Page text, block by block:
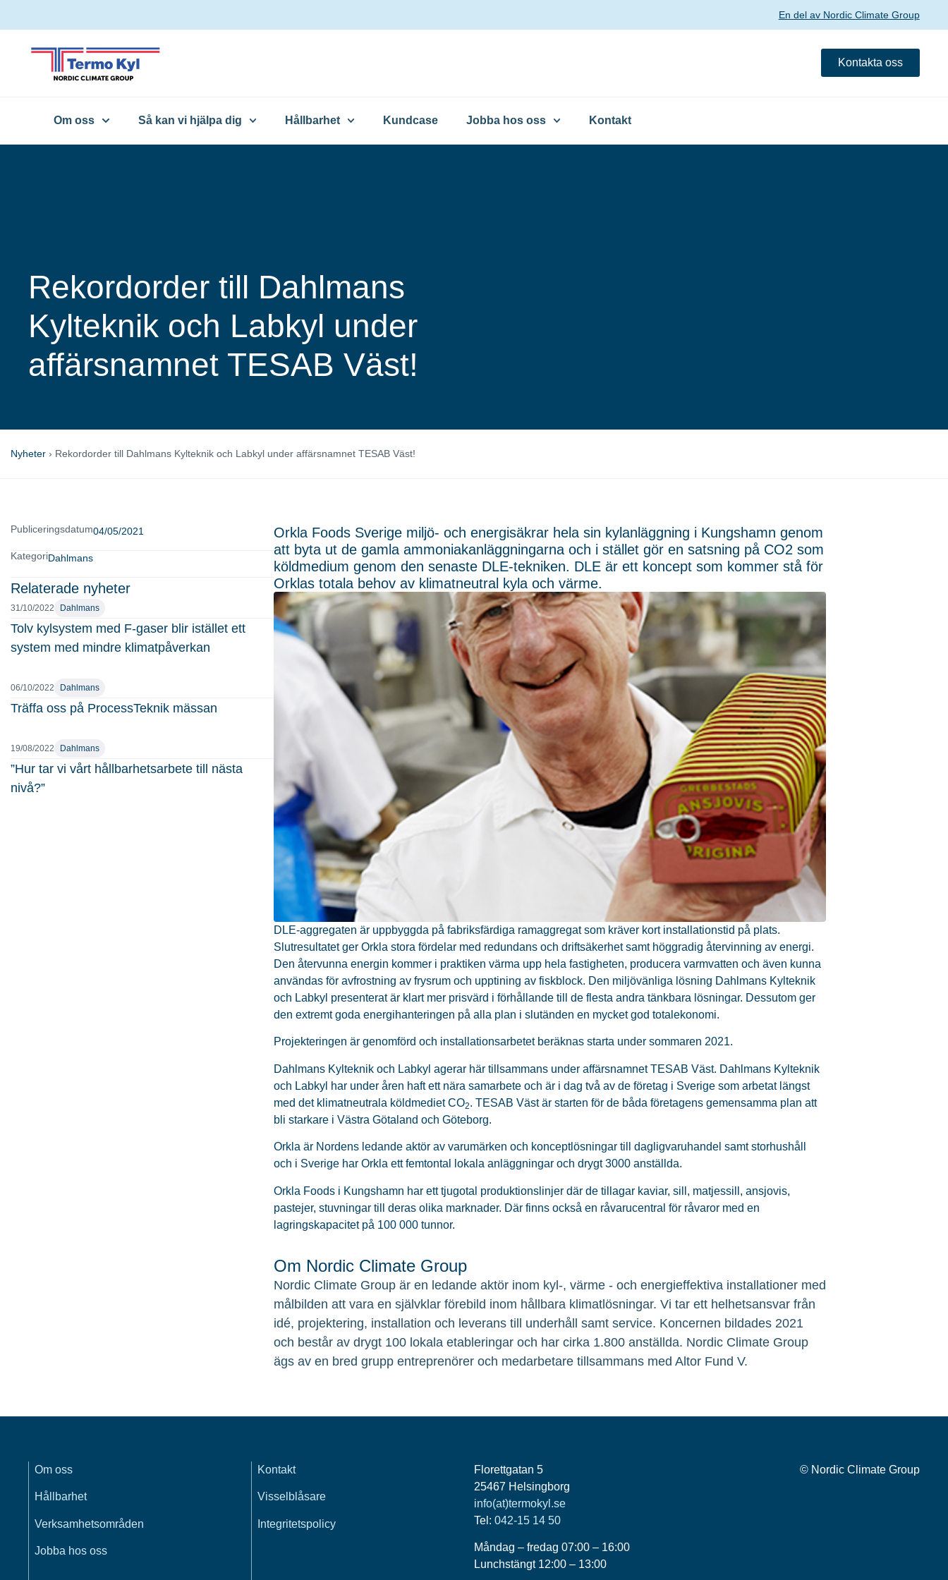
En del av Nordic Climate Group
Kontakta oss
Om oss Så kan vi hjälpa dig Hållbarhet Kundcase Jobba hos oss Kontakt
Rekordorder till Dahlmans
Kylteknik och Labkyl under
affärsnamnet TESAB Väst!
Nyheter › Rekordorder till Dahlmans Kylteknik och Labkyl under affärsnamnet TESAB Väst!
Publiceringsdatum04/05/2021
KategoriDahlmans
Relaterade nyheter
31/10/2022 Dahlmans
Tolv kylsystem med F-gaser blir istället ett
system med mindre klimatpåverkan
06/10/2022 Dahlmans
Träffa oss på ProcessTeknik mässan
19/08/2022 Dahlmans
”Hur tar vi vårt hållbarhetsarbete till nästa
nivå?”
Orkla Foods Sverige miljö- och energisäkrar hela sin kylanläggning i Kungshamn genom
att byta ut de gamla ammoniakanläggningarna och i stället gör en satsning på CO2 som
köldmedium genom den senaste DLE-tekniken. DLE är ett koncept som kommer stå för
Orklas totala behov av klimatneutral kyla och värme.
DLE-aggregaten är uppbyggda på fabriksfärdiga ramaggregat som kräver kort installationstid på plats.
Slutresultatet ger Orkla stora fördelar med redundans och driftsäkerhet samt höggradig återvinning av energi.
Den återvunna energin kommer i praktiken värma upp hela fastigheten, producera varmvatten och även kunna
användas för avfrostning av frysrum och upptining av fiskblock. Den miljövänliga lösning Dahlmans Kylteknik
och Labkyl presenterat är klart mer prisvärd i förhållande till de flesta andra tänkbara lösningar. Dessutom ger
den extremt goda energihanteringen på alla plan i slutänden en mycket god totalekonomi.
Projekteringen är genomförd och installationsarbetet beräknas starta under sommaren 2021.
Dahlmans Kylteknik och Labkyl agerar här tillsammans under affärsnamnet TESAB Väst. Dahlmans Kylteknik
och Labkyl har under åren haft ett nära samarbete och är i dag två av de företag i Sverige som arbetat längst
med det klimatneutrala köldmediet CO2. TESAB Väst är starten för de båda företagens gemensamma plan att
bli starkare i Västra Götaland och Göteborg.
Orkla är Nordens ledande aktör av varumärken och konceptlösningar till dagligvaruhandel samt storhushåll
och i Sverige har Orkla ett femtontal lokala anläggningar och drygt 3000 anställda.
Orkla Foods i Kungshamn har ett tjugotal produktionslinjer där de tillagar kaviar, sill, matjessill, ansjovis,
pastejer, stuvningar till deras olika marknader. Där finns också en råvarucentral för råvaror med en
lagringskapacitet på 100 000 tunnor.
Om Nordic Climate Group
Nordic Climate Group är en ledande aktör inom kyl-, värme - och energieffektiva installationer med
målbilden att vara en självklar förebild inom hållbara klimatlösningar. Vi tar ett helhetsansvar från
idé, projektering, installation och leverans till underhåll samt service. Koncernen bildades 2021
och består av drygt 100 lokala etableringar och har cirka 1.800 anställda. Nordic Climate Group
ägs av en bred grupp entreprenörer och medarbetare tillsammans med Altor Fund V.
Om oss
Hållbarhet
Verksamhetsområden
Jobba hos oss
Kontakt
Visselblåsare
Integritetspolicy
Florettgatan 5
25467 Helsingborg
info(at)termokyl.se
Tel: 042-15 14 50
Måndag – fredag 07:00 – 16:00
Lunchstängt 12:00 – 13:00
© Nordic Climate Group